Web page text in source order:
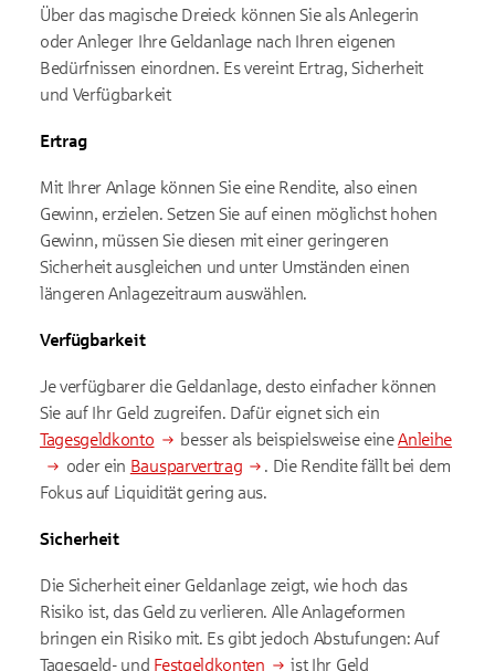
Über das magische Dreieck können Sie als Anlegerin
oder Anleger Ihre Geldanlage nach Ihren eigenen
Bedürfnissen einordnen. Es vereint Ertrag, Sicherheit
und Verfügbarkeit
Ertrag
Mit Ihrer Anlage können Sie eine Rendite, also einen
Gewinn, erzielen. Setzen Sie auf einen möglichst hohen
Gewinn, müssen Sie diesen mit einer geringeren
Sicherheit ausgleichen und unter Umständen einen
längeren Anlagezeitraum auswählen.
Verfügbarkeit
Je verfügbarer die Geldanlage, desto einfacher können
Sie auf Ihr Geld zugreifen. Dafür eignet sich ein
Tagesgeldkonto
besser als beispielsweise eineAnleihe
oder ein Bausparvertrag
. Die Rendite fällt bei dem
Fokus auf Liquidität gering aus.
Sicherheit
Die Sicherheit einer Geldanlage zeigt, wie hoch das
Risiko ist, das Geld zu verlieren. Alle Anlageformen
bringen ein Risiko mit. Es gibt jedoch Abstufungen: Auf
Tagesgeld- und Festgeldkonten ist Ihr Geld